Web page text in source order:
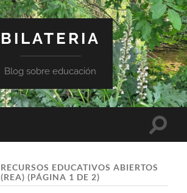
BILATERIA
Blog sobre educación
RECURSOS EDUCATIVOS ABIERTOS
(REA) (PÁGINA 1 DE 2)